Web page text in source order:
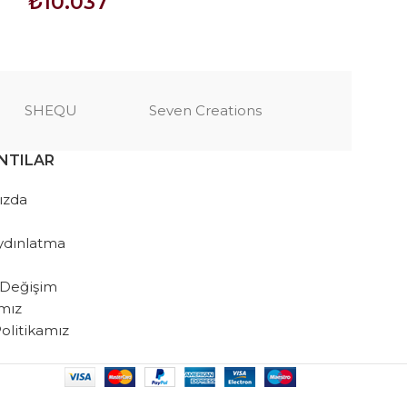
SHEQU Seven Creations